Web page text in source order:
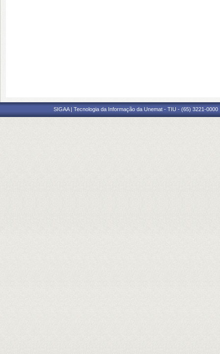
SIGAA | Tecnologia da Informação da Unemat - TIU - (65) 3221-